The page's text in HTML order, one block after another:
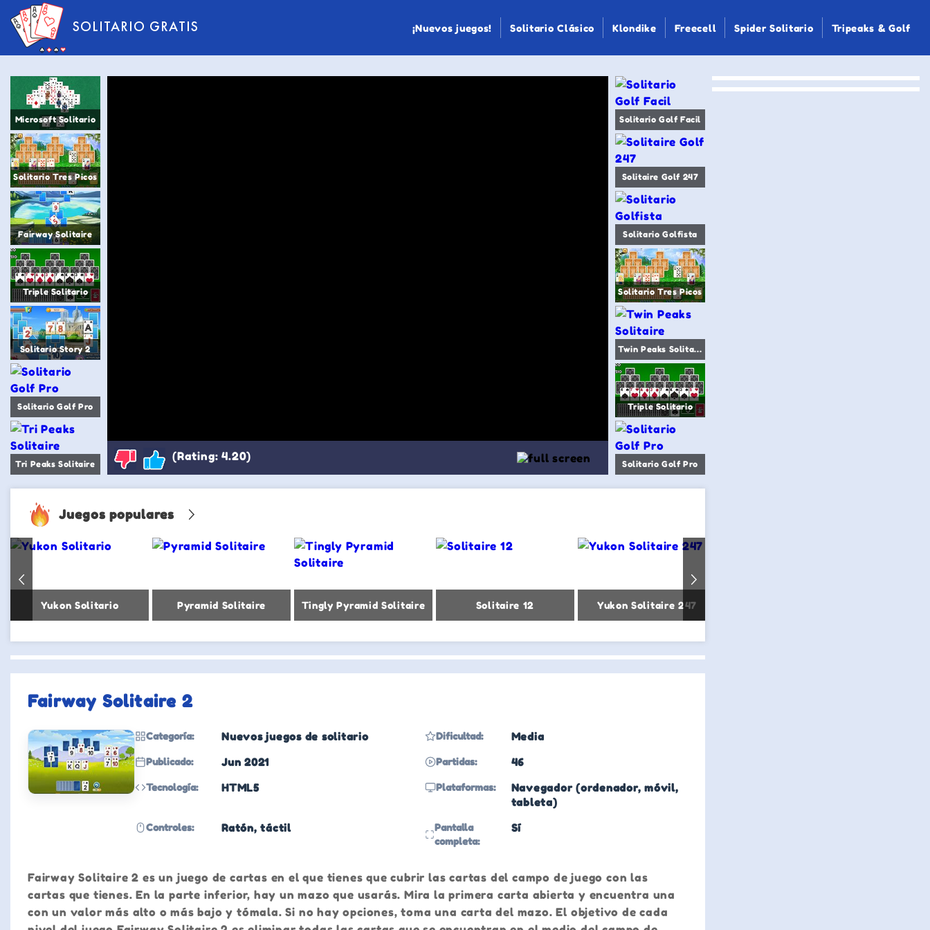
SOLITARIO GRATIS ¡Nuevos juegos! Solitario Clásico Klondike Freecell Spider Solitario Tripeaks & Golf
Microsoft Solitario
Solitario Tres Picos
Fairway Solitaire
Triple Solitario
Solitario Story 2
Solitario Golf Pro
Tri Peaks Solitaire
(Rating: 4.20)
Solitario Golf Facil
Solitaire Golf 247
Solitario Golfista
Solitario Tres Picos
Twin Peaks Solitaire
Triple Solitario
Solitario Golf Pro
Juegos populares
Yukon Solitario Pyramid Solitaire Tingly Pyramid Solitaire Solitaire 12 Yukon Solitaire 247
Fairway Solitaire 2
Categoría: Nuevos juegos de solitario Dificultad: Media
Publicado: Jun 2021 Partidas: 46
Tecnología: HTML5 Plataformas:
Navegador (ordenador, móvil,
tableta)
Controles: Ratón, táctil
Pantalla
completa:
Sí
Fairway Solitaire 2 es un juego de cartas en el que tienes que cubrir las cartas del campo de juego con las
cartas que tienes. En la parte inferior, hay un mazo que usarás. Mira la primera carta abierta y encuentra una
con un valor más alto o más bajo y tómala. Si no hay opciones, toma una carta del mazo. El objetivo de cada